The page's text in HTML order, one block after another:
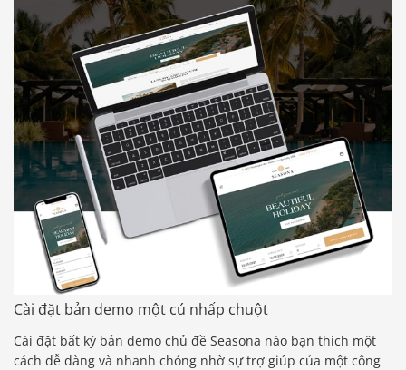
Cài đặt bản demo một cú nhấp chuột
Cài đặt bất kỳ bản demo chủ đề Seasona nào bạn thích một
cách dễ dàng và nhanh chóng nhờ sự trợ giúp của một công